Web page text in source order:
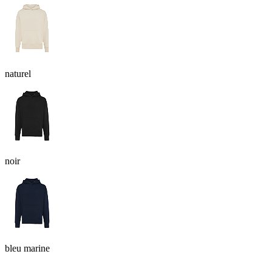
naturel
noir
bleu marine